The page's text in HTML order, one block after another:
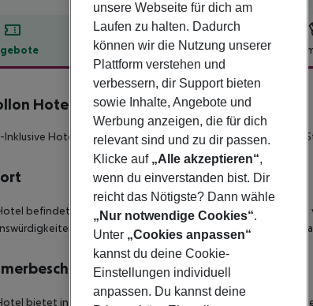
Hotelbeschreibung
Hotel
Inklusive Hotelanlage mit familienfreundlichem Umfeld und in
befindet sich in Lambi, ist ca. 300 m vom Strand und 25
den Hafen und vieles mehr erreichen Sie in etwa
bietet insgesamt 186 hell und modern eingerichtete
unsere Webseite für dich am
Laufen zu halten. Dadurch
können wir die Nutzung unserer
Plattform verstehen und
verbessern, dir Support bieten
sowie Inhalte, Angebote und
Werbung anzeigen, die für dich
relevant sind und zu dir passen.
Klicke auf „Alle akzeptieren“,
wenn du einverstanden bist. Dir
reicht das Nötigste? Dann wähle
„Nur notwendige Cookies“.
Unter „Cookies anpassen“
kannst du deine Cookie-
Einstellungen individuell
anpassen. Du kannst deine